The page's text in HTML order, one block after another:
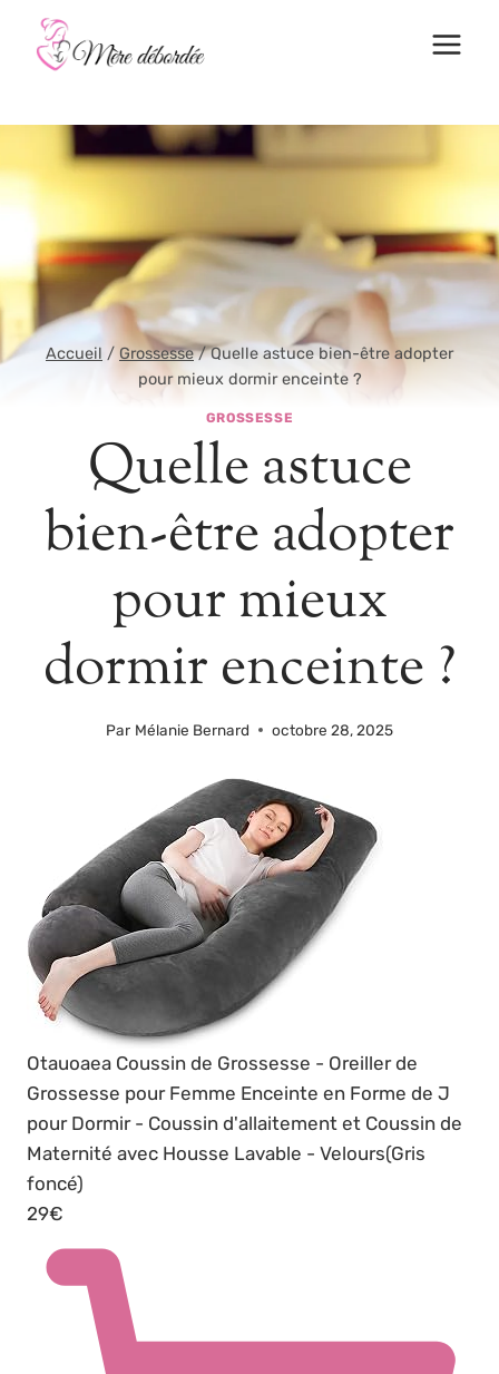
contenu
Accueil / Grossesse / Quelle astuce bien-être adopter
pour mieux dormir enceinte ?
GROSSESSE
Quelle astuce
bien-être adopter
pour mieux
dormir enceinte ?
Par Mélanie Bernard octobre 28, 2025
Otauoaea Coussin de Grossesse - Oreiller de
Grossesse pour Femme Enceinte en Forme de J
pour Dormir - Coussin d'allaitement et Coussin de
Maternité avec Housse Lavable - Velours(Gris
foncé)
29€